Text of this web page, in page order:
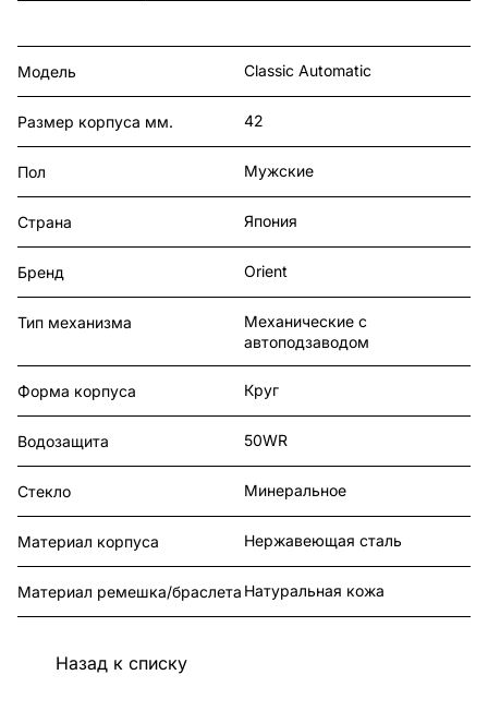
Модель Classic Automatic
Размер корпуса мм. 42
Пол Мужские
Страна Япония
Бренд Orient
Тип механизма
Механические с
автоподзаводом
Форма корпуса Круг
Водозащита 50WR
Стекло Минеральное
Материал корпуса Нержавеющая сталь
Материал ремешка/браслета Натуральная кожа
Назад к списку